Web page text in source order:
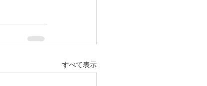
すべて表示